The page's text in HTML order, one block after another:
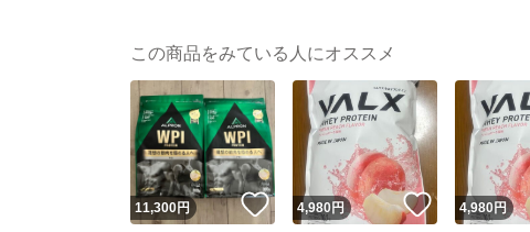
この商品をみている人にオススメ
11,300円 いいね！
4,980円 いいね！
4,980円